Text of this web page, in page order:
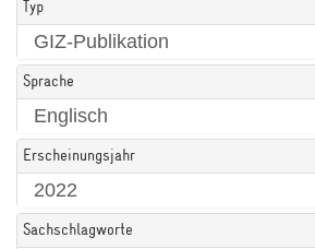
Typ
GIZ-Publikation
Sprache
Englisch
Erscheinungsjahr
2022
Sachschlagworte